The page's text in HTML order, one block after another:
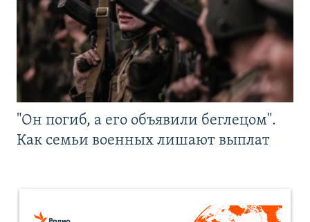
"Он погиб, а его объявили беглецом".
Как семьи военных лишают выплат